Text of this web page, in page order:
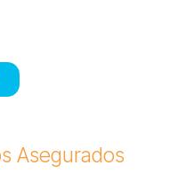
Asegurados